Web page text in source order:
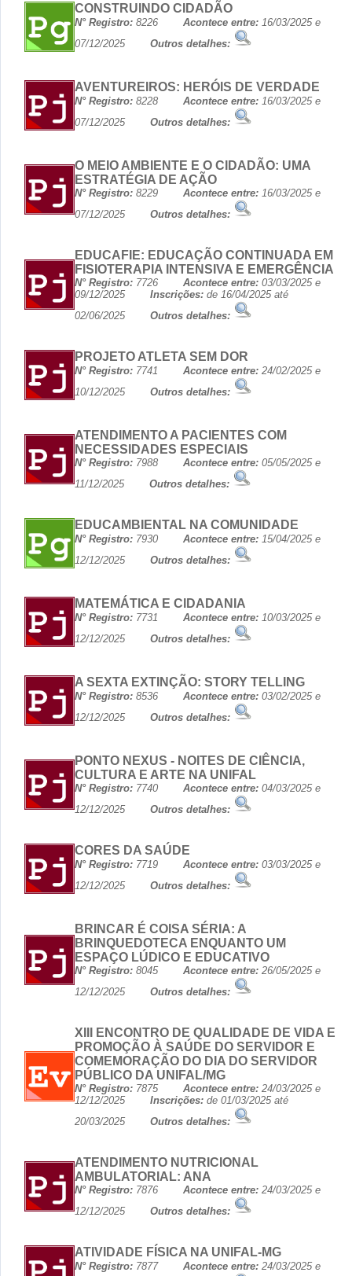
CONSTRUINDO CIDADÃO
N° Registro: 8226 Acontece entre: 16/03/2025 e
07/12/2025 Outros detalhes:
AVENTUREIROS: HERÓIS DE VERDADE
N° Registro: 8228 Acontece entre: 16/03/2025 e
07/12/2025 Outros detalhes:
O MEIO AMBIENTE E O CIDADÃO: UMA
ESTRATÉGIA DE AÇÃO
N° Registro: 8229 Acontece entre: 16/03/2025 e
07/12/2025 Outros detalhes:
EDUCAFIE: EDUCAÇÃO CONTINUADA EM
FISIOTERAPIA INTENSIVA E EMERGÊNCIA
N° Registro: 7726 Acontece entre: 03/03/2025 e
09/12/2025 Inscrições: de 16/04/2025 até
02/06/2025 Outros detalhes:
PROJETO ATLETA SEM DOR
N° Registro: 7741 Acontece entre: 24/02/2025 e
10/12/2025 Outros detalhes:
ATENDIMENTO A PACIENTES COM
NECESSIDADES ESPECIAIS
N° Registro: 7988 Acontece entre: 05/05/2025 e
11/12/2025 Outros detalhes:
EDUCAMBIENTAL NA COMUNIDADE
N° Registro: 7930 Acontece entre: 15/04/2025 e
12/12/2025 Outros detalhes:
MATEMÁTICA E CIDADANIA
N° Registro: 7731 Acontece entre: 10/03/2025 e
12/12/2025 Outros detalhes:
A SEXTA EXTINÇÃO: STORY TELLING
N° Registro: 8536 Acontece entre: 03/02/2025 e
12/12/2025 Outros detalhes:
PONTO NEXUS - NOITES DE CIÊNCIA,
CULTURA E ARTE NA UNIFAL
N° Registro: 7740 Acontece entre: 04/03/2025 e
12/12/2025 Outros detalhes:
CORES DA SAÚDE
N° Registro: 7719 Acontece entre: 03/03/2025 e
12/12/2025 Outros detalhes:
BRINCAR É COISA SÉRIA: A
BRINQUEDOTECA ENQUANTO UM
ESPAÇO LÚDICO E EDUCATIVO
N° Registro: 8045 Acontece entre: 26/05/2025 e
12/12/2025 Outros detalhes:
XIII ENCONTRO DE QUALIDADE DE VIDA E
PROMOÇÃO À SAÚDE DO SERVIDOR E
COMEMORAÇÃO DO DIA DO SERVIDOR
PÚBLICO DA UNIFAL/MG
N° Registro: 7875 Acontece entre: 24/03/2025 e
12/12/2025 Inscrições: de 01/03/2025 até
20/03/2025 Outros detalhes:
ATENDIMENTO NUTRICIONAL
AMBULATORIAL: ANA
N° Registro: 7876 Acontece entre: 24/03/2025 e
12/12/2025 Outros detalhes:
ATIVIDADE FÍSICA NA UNIFAL-MG
N° Registro: 7877 Acontece entre: 24/03/2025 e